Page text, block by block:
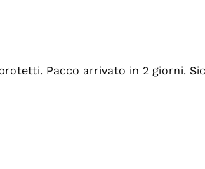
Pacco arrivato in 2 giorni.